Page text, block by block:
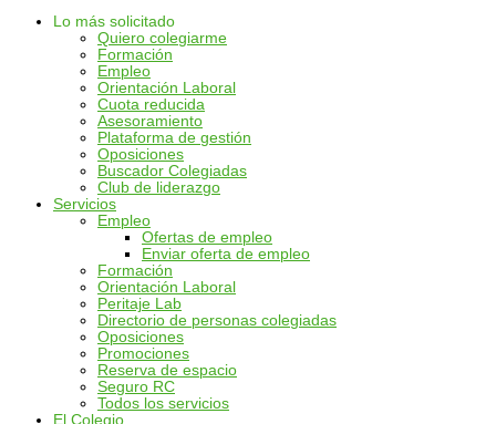
Lo más solicitado
Quiero colegiarme
Formación
Empleo
Orientación Laboral
Cuota reducida
Asesoramiento
Plataforma de gestión
Oposiciones
Buscador Colegiadas
Club de liderazgo
Servicios
Empleo
Ofertas de empleo
Enviar oferta de empleo
Formación
Orientación Laboral
Peritaje Lab
Directorio de personas colegiadas
Oposiciones
Promociones
Reserva de espacio
Seguro RC
Todos los servicios
El Colegio